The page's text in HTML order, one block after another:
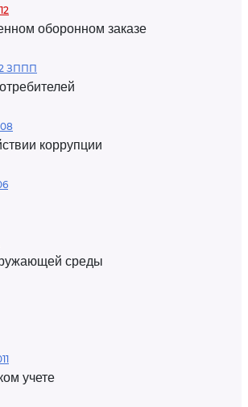
оборонном заказе
ЗППП
коррупции
среды
учете